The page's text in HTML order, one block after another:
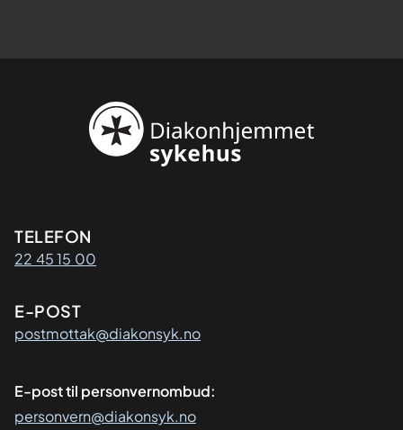
Kontaktinformasjon
TELEFON
22 45 15 00
E-POST
postmottak@diakonsyk.no
E-post til personvernombud:
personvern@diakonsyk.no